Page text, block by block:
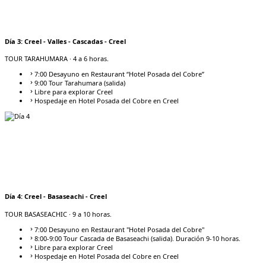
Día 3: Creel - Valles - Cascadas - Creel
TOUR TARAHUMARA · 4 a 6 horas.
7:00 Desayuno en Restaurant “Hotel Posada del Cobre”
9:00 Tour Tarahumara (salida)
Libre para explorar Creel
Hospedaje en Hotel Posada del Cobre en Creel
Día 4: Creel - Basaseachi - Creel
TOUR BASASEACHIC · 9 a 10 horas.
7:00 Desayuno en Restaurant "Hotel Posada del Cobre"
8:00-9:00 Tour Cascada de Basaseachi (salida). Duración 9-10 horas.
Libre para explorar Creel
Hospedaje en Hotel Posada del Cobre en Creel